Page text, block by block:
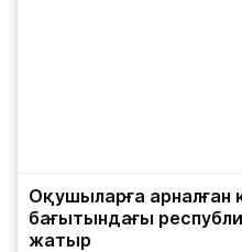
Оқушыларға
бағытындағы
жатыр